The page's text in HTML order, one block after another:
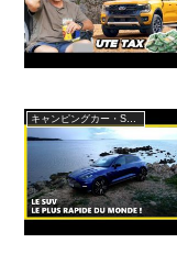
キャンピングカー・SUV人気車種